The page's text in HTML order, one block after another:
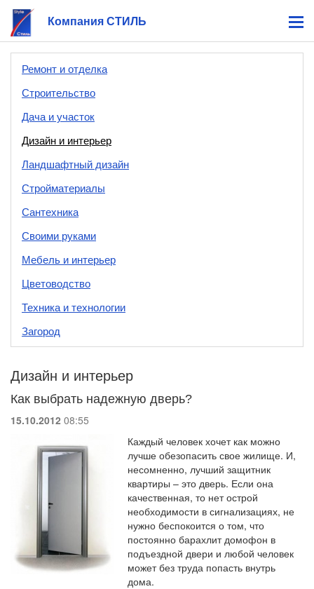
Компания СТИЛЬ
Ремонт и отделка
Строительство
Дача и участок
Дизайн и интерьер
Ландшафтный дизайн
Стройматериалы
Сантехника
Своими руками
Мебель и интерьер
Цветоводство
Техника и технологии
Загород
Дизайн и интерьер
Как выбрать надежную дверь?
15.10.2012 08:55
Каждый человек хочет как можно
лучше обезопасить свое жилище. И,
несомненно, лучший защитник
квартиры – это дверь. Если она
качественная, то нет острой
необходимости в сигнализациях, не
нужно беспокоится о том, что
постоянно барахлит домофон в
подъездной двери и любой человек
может без труда попасть внутрь
дома.